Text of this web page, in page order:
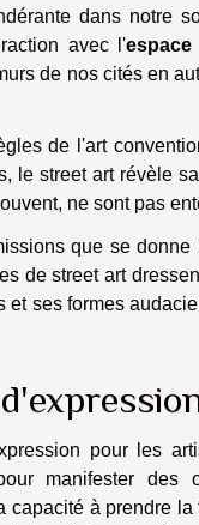
dans notre
avec l'
de nos cités en
de l'art
le street art révèle
ne sont pas
que se donne
de street art
ses formes
pour les
manifester des
à prendre